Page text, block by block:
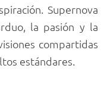
Supernova
la pasión y la
compartidas
estándares.